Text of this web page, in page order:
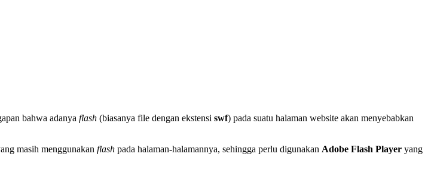
bahwa adanya flash (biasanya file dengan ekstensi swf) pada suatu halaman website akan menyebabkan
masih menggunakan flash pada halaman-halamannya, sehingga perlu digunakan Adobe Flash Player yang